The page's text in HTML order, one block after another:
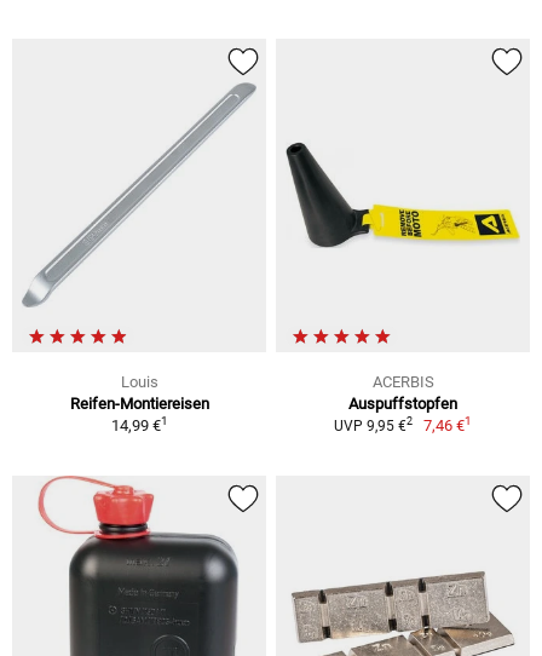
Louis
Reifen-Montiereisen
14,99 €1
ACERBIS
Auspuffstopfen
UVP 9,95 €2 7,46 €1